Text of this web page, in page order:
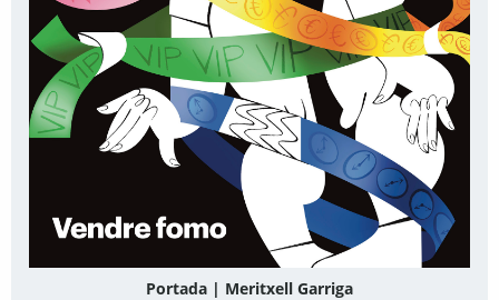
Portada | Meritxell Garriga